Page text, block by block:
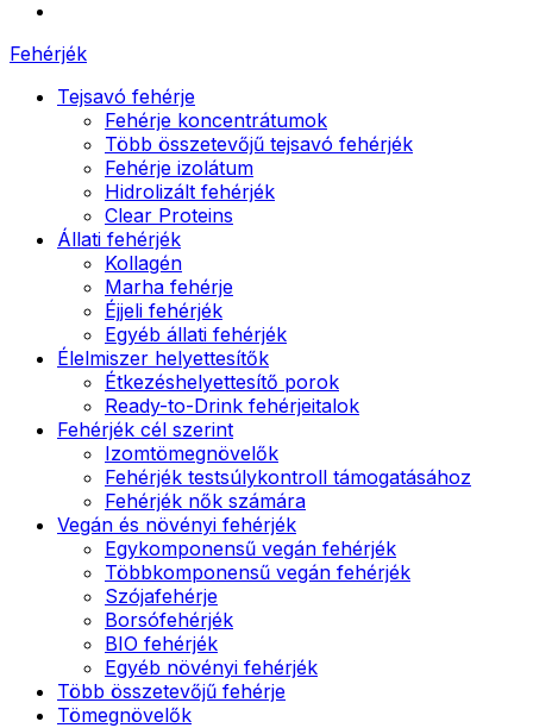
Fehérjék
Tejsavó fehérje
Fehérje koncentrátumok
Több összetevőjű tejsavó fehérjék
Fehérje izolátum
Hidrolizált fehérjék
Clear Proteins
Állati fehérjék
Kollagén
Marha fehérje
Éjjeli fehérjék
Egyéb állati fehérjék
Élelmiszer helyettesítők
Étkezéshelyettesítő porok
Ready-to-Drink fehérjeitalok
Fehérjék cél szerint
Izomtömegnövelők
Fehérjék testsúlykontroll támogatásához
Fehérjék nők számára
Vegán és növényi fehérjék
Egykomponensű vegán fehérjék
Többkomponensű vegán fehérjék
Szójafehérje
Borsófehérjék
BIO fehérjék
Egyéb növényi fehérjék
Több összetevőjű fehérje
Tömegnövelők